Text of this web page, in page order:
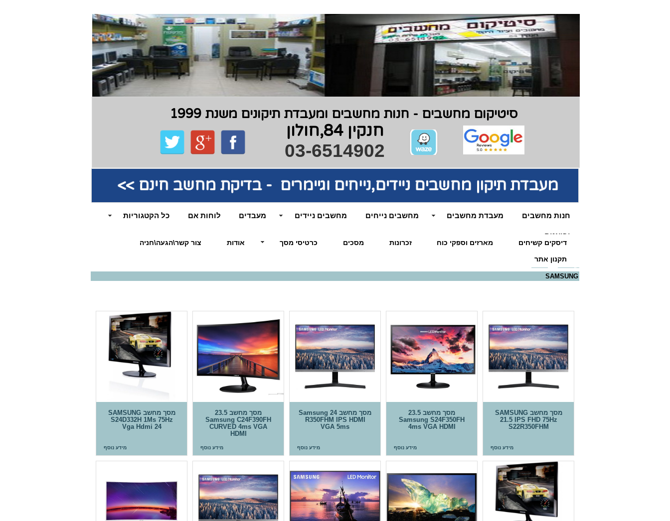
חנות מחשבים מעבדת מחשבים מחשבים נייחים מחשבים ניידים מעבדים לוחות אם כל הקטגוריות
יבואנים
דיסקים קשיחים מארזים וספקי כוח זכרונות מסכים כרטיסי מסך אודות צור קשר\הגעה\חניה
תקנון אתר
סיטיקום מחשבים - חנות מחשבים ומעבדת תיקונים משנת 1999
חנקין 84,חולון
03-6514902
מעבדת תיקון מחשבים ניידים,נייחים וגיימרים - בדיקת מחשב חינם >>
דף הבית >>
SAMSUNG
מסך מחשב SAMSUNG
21.5 IPS FHD 75Hz
S22R350FHM
מידע נוסף
מסך מחשב 23.5
Samsung S24F350FH
4ms VGA HDMI
מידע נוסף
מסך מחשב Samsung 24
R350FHM IPS HDMI
VGA 5ms
מידע נוסף
מסך מחשב 23.5
Samsung C24F390FH
CURVED 4ms VGA
HDMI
מידע נוסף
מסך מחשב SAMSUNG
S24D332H 1Ms 75Hz
Vga Hdmi 24
מידע נוסף